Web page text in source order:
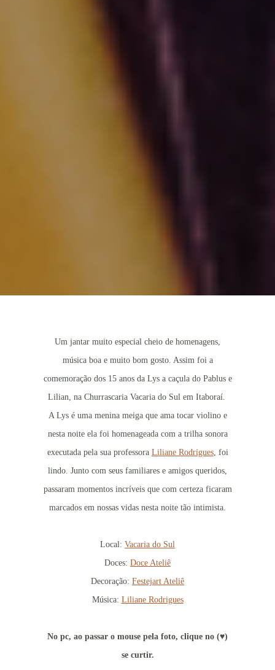
Um jantar muito especial cheio de homenagens,
música boa e muito bom gosto. Assim foi a
comemoração dos 15 anos da Lys a caçula do Pablus e
Lilian, na Churrascaria Vacaria do Sul em Itaboraí.
A Lys é uma menina meiga que ama tocar violino e
nesta noite ela foi homenageada com a trilha sonora
executada pela sua professora Liliane Rodrigues, foi
lindo. Junto com seus familiares e amigos queridos,
passaram momentos incríveis que com certeza ficaram
marcados em nossas vidas nesta noite tão intimista.
Local: Vacaria do Sul
Doces: Doce Ateliê
Decoração: Festejart Ateliê
Música: Liliane Rodrigues
No pc, ao passar o mouse pela foto, clique no (♥)
se curtir.